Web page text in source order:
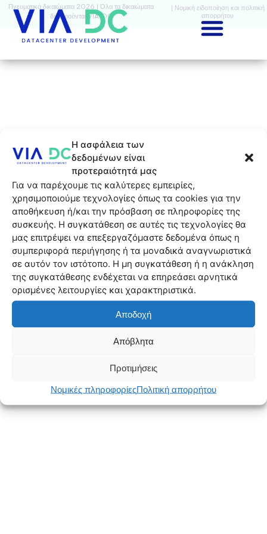
Η ασφάλεια των
δεδομένων είναι
προτεραιότητά μας
Για να παρέχουμε τις καλύτερες εμπειρίες,
χρησιμοποιούμε τεχνολογίες όπως τα cookies για την
αποθήκευση ή/και την πρόσβαση σε πληροφορίες της
συσκευής. Η συγκατάθεση σε αυτές τις τεχνολογίες θα
μας επιτρέψει να επεξεργαζόμαστε δεδομένα όπως η
συμπεριφορά περιήγησης ή τα μοναδικά αναγνωριστικά
σε αυτόν τον ιστότοπο. Η μη συγκατάθεση ή η ανάκληση
της συγκατάθεσης ενδέχεται να επηρεάσει αρνητικά
ορισμένες λειτουργίες και χαρακτηριστικά.
Αποδοχή
Απόβλητα
Προτιμήσεις
Νομικές πληροφορίεςΠολιτική απορρήτου
Πνευματικά δικαιώματα 2026 | Όλα τα δικαιώματα
διατηρούνται VIA-DC
| Νομική ειδοποίηση και πολιτική
απορρήτου